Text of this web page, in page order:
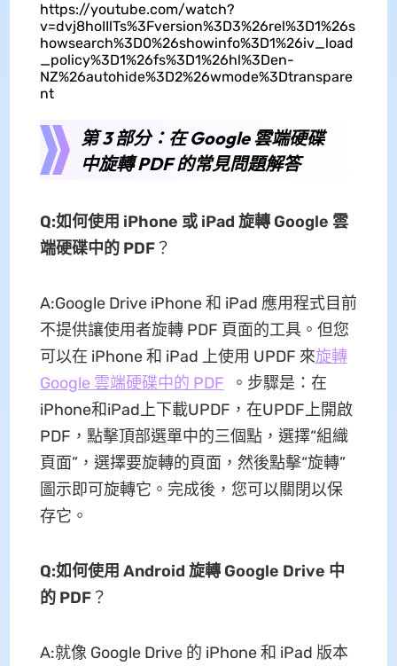
https://youtube.com/watch?
v=dvj8hoIIlTs%3Fversion%3D3%26rel%3D1%26s
howsearch%3D0%26showinfo%3D1%26iv_load
_policy%3D1%26fs%3D1%26hl%3Den-
NZ%26autohide%3D2%26wmode%3Dtranspare
nt
第 3 部分：在 Google 雲端硬碟
中旋轉 PDF 的常見問題解答
Q:如何使用 iPhone 或 iPad 旋轉 Google 雲
端硬碟中的 PDF？
A:Google Drive iPhone 和 iPad 應用程式目前
不提供讓使用者旋轉 PDF 頁面的工具。但您
可以在 iPhone 和 iPad 上使用 UPDF 來旋轉
Google 雲端硬碟中的 PDF 。步驟是：在
iPhone和iPad上下載UPDF，在UPDF上開啟
PDF，點擊頂部選單中的三個點，選擇“組織
頁面”，選擇要旋轉的頁面，然後點擊“旋轉”
圖示即可旋轉它。完成後，您可以關閉以保
存它。
Q:如何使用 Android 旋轉 Google Drive 中
的 PDF？
A:就像 Google Drive 的 iPhone 和 iPad 版本